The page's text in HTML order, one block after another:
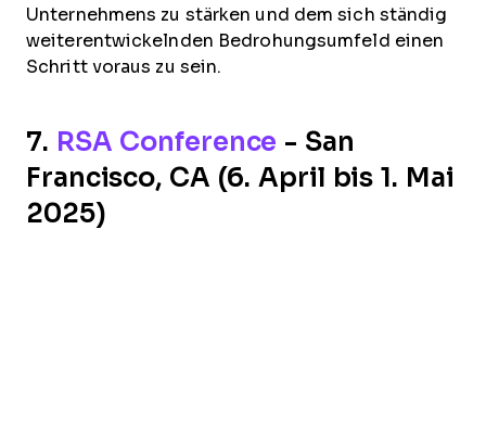
Unternehmens zu stärken und dem sich ständig
weiterentwickelnden Bedrohungsumfeld einen
Schritt voraus zu sein.
7. RSA Conference - San
Francisco, CA (6. April bis 1. Mai
2025)